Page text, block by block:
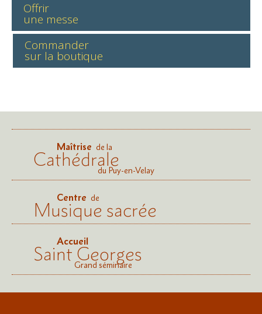
Offrir
une messe
Commander
sur la boutique
Maîtrise de la
Cathédraledu Puy-en-Velay
Centre de
Musique sacrée
Accueil
Saint Georges
Grand séminaire